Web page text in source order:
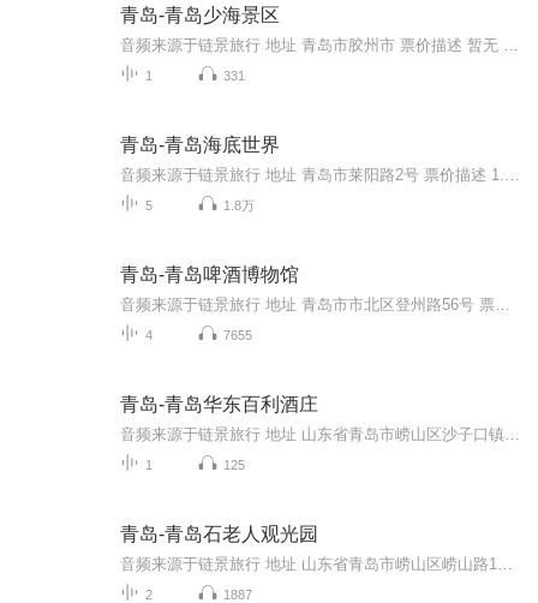
青岛-青岛少海景区
1 331
青岛-青岛海底世界
5 1.8万
青岛-青岛啤酒博物馆
4 7655
青岛-青岛华东百利酒庄
1 125
青岛-青岛石老人观光园
2 1887